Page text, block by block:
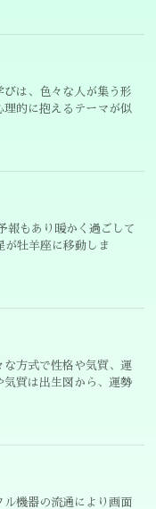
は、色々な人が集う形
的に抱えるテーマが似
報もあり暖かく過ごして
牡羊座に移動しま
な方式で性格や気質、運
質は出生図から、運勢
機器の流通により画面